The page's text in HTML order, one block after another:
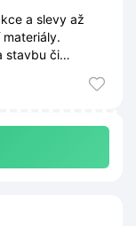
a slevy až
stavbu či